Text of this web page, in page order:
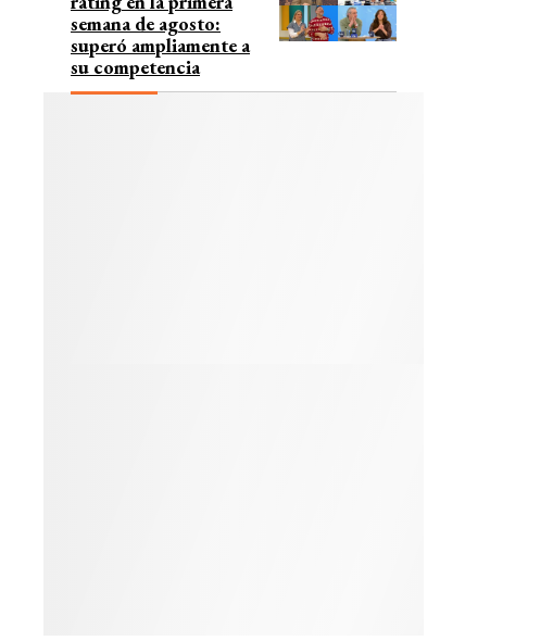
semana de agosto:
superó ampliamente a
su competencia